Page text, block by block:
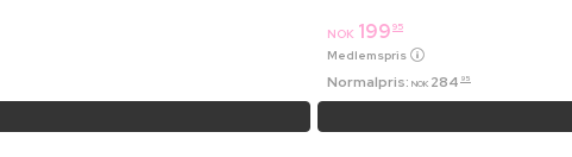
NOK 199 95
Medlemspris
Normalpris: NOK 284 95